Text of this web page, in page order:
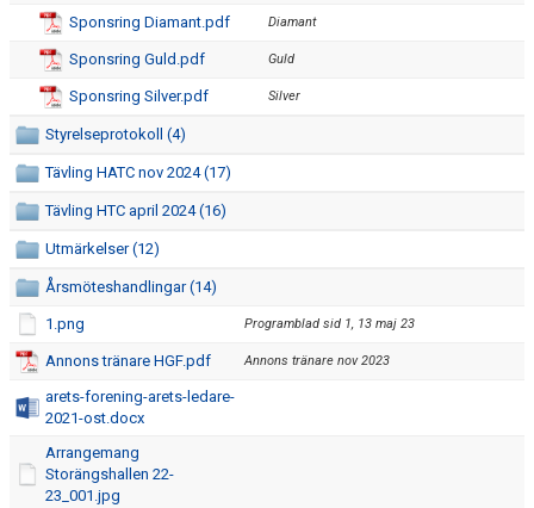
Sponsring Diamant.pdf Diamant
Sponsring Guld.pdf Guld
Sponsring Silver.pdf Silver
Styrelseprotokoll (4)
Tävling HATC nov 2024 (17)
Tävling HTC april 2024 (16)
Utmärkelser (12)
Årsmöteshandlingar (14)
1.png Programblad sid 1, 13 maj 23
Annons tränare HGF.pdf Annons tränare nov 2023
arets-forening-arets-ledare-
2021-ost.docx
Arrangemang
Storängshallen 22-
23_001.jpg